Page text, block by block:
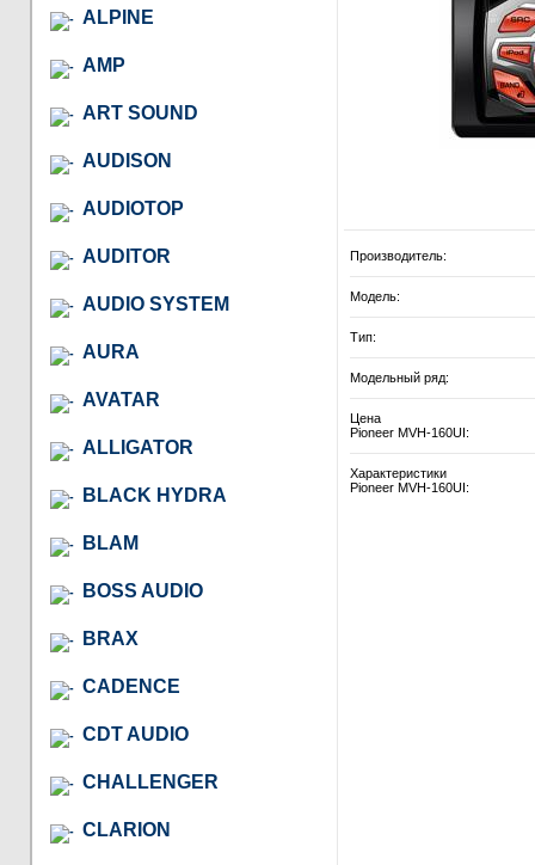
ALPINE
AMP
ART SOUND
AUDISON
AUDIOTOP
AUDITOR
AUDIO SYSTEM
AURA
AVATAR
ALLIGATOR
BLACK HYDRA
BLAM
BOSS AUDIO
BRAX
CADENCE
CDT AUDIO
CHALLENGER
CLARION
Производитель:
Модель:
Тип:
Модельный ряд:
Цена
Pioneer MVH-160UI:
Характеристики
Pioneer MVH-160UI: